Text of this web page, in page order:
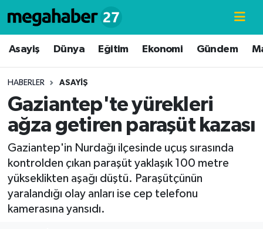
Asayiş Dünya Eğitim Ekonomi Gündem
HABERLER ASAYIŞ
Gaziantep'te yürekleri
ağza getiren paraşüt kazası
Gaziantep'in Nurdağı ilçesinde uçuş sırasında
kontrolden çıkan paraşüt yaklaşık 100 metre
yükseklikten aşağı düştü. Paraşütçünün
yaralandığı olay anları ise cep telefonu
kamerasına yansıdı.
Hava Durumu
Süper Lig Puan Durumu ve Fikstür
Tüm Manşetler
Son Dakika Haberleri
Haber Arşivi